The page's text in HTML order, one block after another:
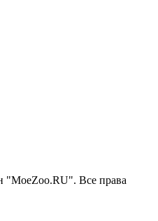
"MoeZoo.RU". Все права